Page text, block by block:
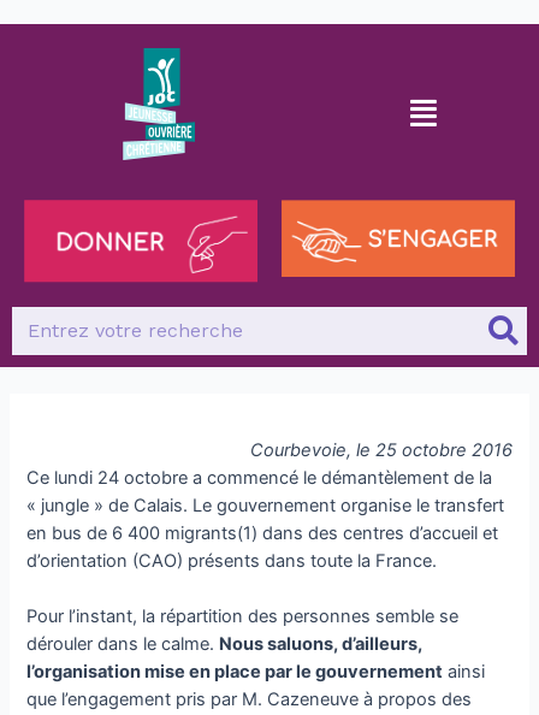
Courbevoie, le 25 octobre 2016
Ce lundi 24 octobre a commencé le démantèlement de la
« jungle » de Calais. Le gouvernement organise le transfert
en bus de 6 400 migrants(1) dans des centres d’accueil et
d’orientation (CAO) présents dans toute la France.
Pour l’instant, la répartition des personnes semble se
dérouler dans le calme. Nous saluons, d’ailleurs,
l’organisation mise en place par le gouvernement ainsi
que l’engagement pris par M. Cazeneuve à propos des